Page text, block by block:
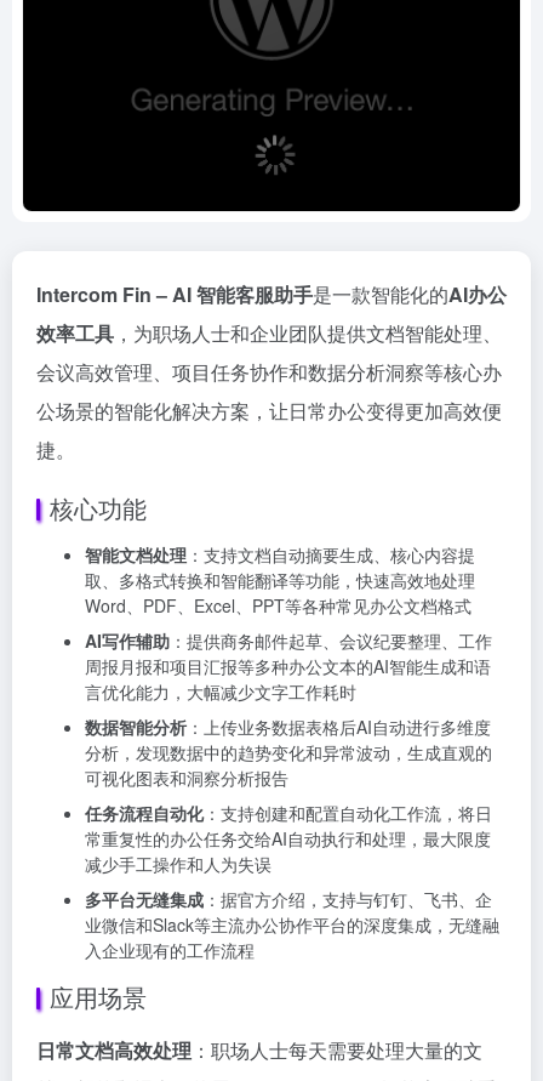
Intercom Fin – AI 智能客服助手是一款智能化的AI办公
效率工具 ，为职场人士和企业团队提供文档智能处理、
会议高效管理、项目任务协作和数据分析洞察等核心办
公场景的智能化解决方案，让日常办公变得更加高效便
捷。
核心功能
智能文档处理 ：支持文档自动摘要生成、核心内容提
取、多格式转换和智能翻译等功能，快速高效地处理
Word、PDF、Excel、PPT等各种常见办公文档格式
AI写作辅助 ：提供商务邮件起草、会议纪要整理、工作
周报月报和项目汇报等多种办公文本的AI智能生成和语
言优化能力，大幅减少文字工作耗时
数据智能分析 ：上传业务数据表格后AI自动进行多维度
分析，发现数据中的趋势变化和异常波动，生成直观的
可视化图表和洞察分析报告
任务流程自动化：支持创建和配置自动化工作流，将日
常重复性的办公任务交给AI自动执行和处理，最大限度
减少手工操作和人为失误
多平台无缝集成 ：据官方介绍，支持与钉钉、飞书、企
业微信和Slack等主流办公协作平台的深度集成，无缝融
入企业现有的工作流程
应用场景
日常文档高效处理 ：职场人士每天需要处理大量的文